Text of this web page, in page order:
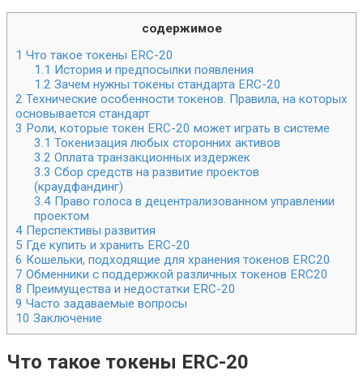
содержимое
1 Что такое токены ERC-20
1.1 История и предпосылки появления
1.2 Зачем нужны токены стандарта ERC-20
2 Технические особенности токенов. Правила, на которых
основывается стандарт
3 Роли, которые токен ERC-20 может играть в системе
3.1 Токенизация любых сторонних активов
3.2 Оплата транзакционных издержек
3.3 Сбор средств на развитие проектов
(краудфандинг)
3.4Право голоса в децентрализованном управлении
проектом
4 Перспективы развития
5 Где купить и хранить ERC-20
6 Кошельки, подходящие для хранения токенов ERC20
7 Обменники с поддержкой различных токенов ERC20
8 Преимущества и недостатки ERC-20
9 Часто задаваемые вопросы
10 Заключение
Что такое токены ERC-20